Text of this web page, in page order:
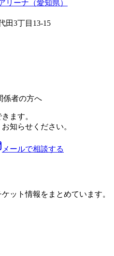
リーナ（愛知県）
田3丁目13-15
係者の方へ
ます。
知らせください。
メールで相談する
ット情報をまとめています。